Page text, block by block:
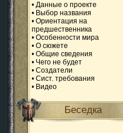
• Данные о проекте
• Выбор названия
• Ориентация на
предшественника
• Особенности мира
• О сюжете
• Общие сведения
• Чего не будет
• Создатели
• Сист. требования
• Видео
Беседка